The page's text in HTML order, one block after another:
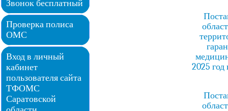
Звонок бесплатный
Проверка полиса
ОМС
Вход в личный
кабинет
пользователя сайта
ТФОМС
Саратовской
2025